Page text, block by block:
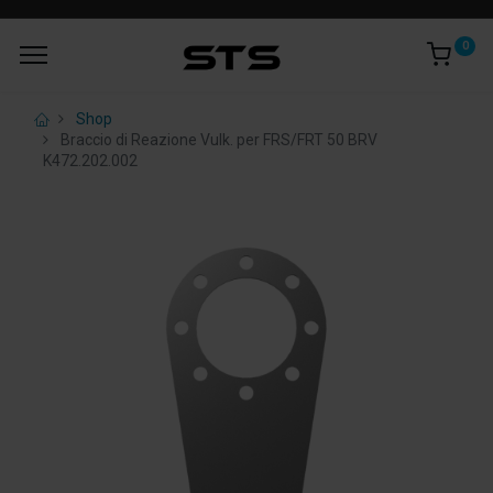
0
Shop
Braccio di Reazione Vulk. per FRS/FRT 50 BRV
K472.202.002